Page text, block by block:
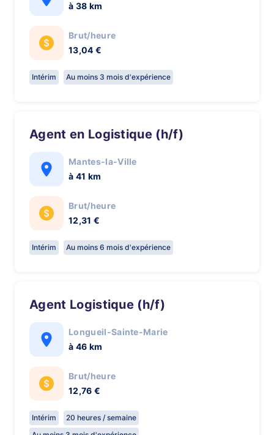
à 38 km
Brut/heure
13,04 €
Intérim Au moins 3 mois d'expérience
Agent en Logistique (h/f)
Mantes-la-Ville
à 41 km
Brut/heure
12,31 €
Intérim Au moins 6 mois d'expérience
Agent Logistique (h/f)
Longueil-Sainte-Marie
à 46 km
Brut/heure
12,76 €
Intérim
20 heures / semaine